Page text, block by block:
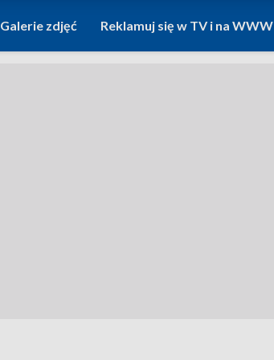
Galerie zdjęć Reklamuj się w TV i na WWW